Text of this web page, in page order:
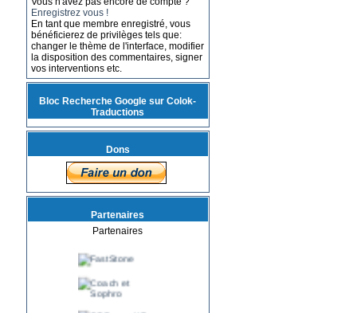
Enregistrez vous !
En tant que membre enregistré, vous
bénéficierez de privilèges tels que:
changer le thème de l'interface, modifier
la disposition des commentaires, signer
vos interventions etc.
Bloc Recherche Google sur Colok-
Traductions
Dons
Partenaires
Partenaires